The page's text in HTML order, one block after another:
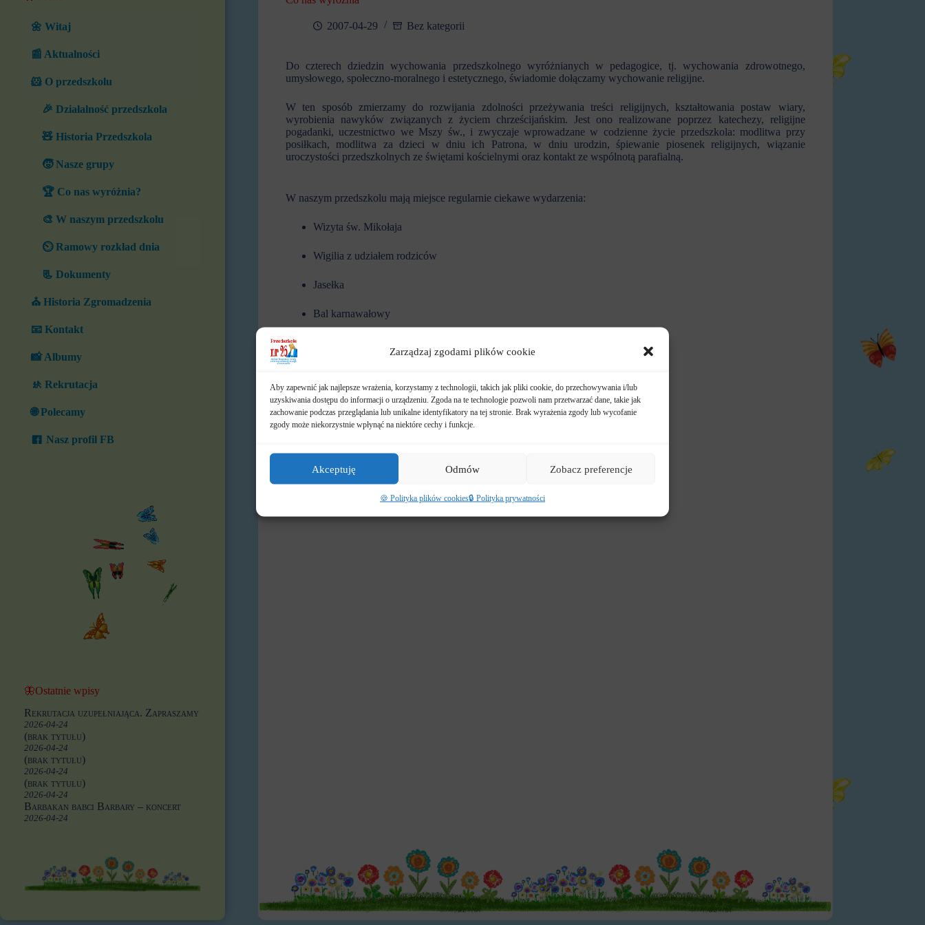
Zarządzaj zgodami plików cookie
Aby zapewnić jak najlepsze wrażenia, korzystamy z technologii, takich jak pliki cookie, do przechowywania i/lub
uzyskiwania dostępu do informacji o urządzeniu. Zgoda na te technologie pozwoli nam przetwarzać dane, takie jak
zachowanie podczas przeglądania lub unikalne identyfikatory na tej stronie. Brak wyrażenia zgody lub wycofanie
zgody może niekorzystnie wpłynąć na niektóre cechy i funkcje.
Akceptuję Odmów Zobacz preferencje
🍪 Polityka plików cookies🔒 Polityka prywatności
2007-04-29 Bez kategorii
Do czterech dziedzin wychowania przedszkolnego wyróżnianych w pedagogice, tj. wychowania zdrowotnego,
umysłowego, społeczno-moralnego i estetycznego, świadomie dołączamy wychowanie religijne.
W ten sposób zmierzamy do rozwijania zdolności przeżywania treści religijnych, kształtowania postaw wiary,
wyrobienia nawyków związanych z życiem chrześcijańskim. Jest ono realizowane poprzez katechezy, religijne
pogadanki, uczestnictwo we Mszy św., i zwyczaje wprowadzane w codzienne życie przedszkola: modlitwa przy
posiłkach, modlitwa za dzieci w dniu ich Patrona, w dniu urodzin, śpiewanie piosenek religijnych, wiązanie
uroczystości przedszkolnych ze świętami kościelnymi oraz kontakt ze wspólnotą parafialną.
W naszym przedszkolu mają miejsce regularnie ciekawe wydarzenia:
Wizyta św. Mikołaja
Wigilia z udziałem rodziców
Jasełka
Bal karnawałowy
Dzień Mamy i Taty
Dzień Dziecka – niespodzianki
Uroczyste pożegnanie starszaków
🌼 Witaj
📰 Aktualności
🐹 O przedszkolu
🎉 Działalność przedszkola
🧸 Historia Przedszkola
🧒 Nasze grupy
🏆 Co nas wyróżnia?
🎨 W naszym przedszkolu
⏲️ Ramowy rozkład dnia
📃 Dokumenty
⛪ Historia Zgromadzenia
📧 Kontakt
📸 Albumy
🚸 Rekrutacja
🌐 Polecamy
Nasz profil FB
🦋Ostatnie wpisy
Rekrutacja uzupełniająca. Zapraszamy
2026-04-24
(brak tytułu)
2026-04-24
(brak tytułu)
2026-04-24
(brak tytułu)
2026-04-24
Barbakan babci Barbary – koncert
2026-04-24